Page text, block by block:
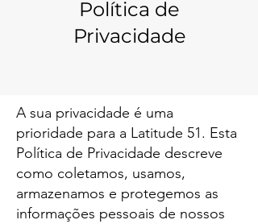
Política de
Privacidade
A sua privacidade é uma
prioridade para a Latitude 51. Esta
Política de Privacidade descreve
como coletamos, usamos,
armazenamos e protegemos as
informações pessoais de nossos